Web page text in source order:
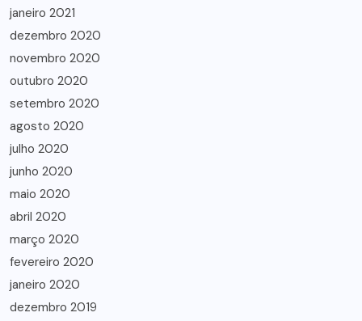
janeiro 2021
dezembro 2020
novembro 2020
outubro 2020
setembro 2020
agosto 2020
julho 2020
junho 2020
maio 2020
abril 2020
março 2020
fevereiro 2020
janeiro 2020
dezembro 2019